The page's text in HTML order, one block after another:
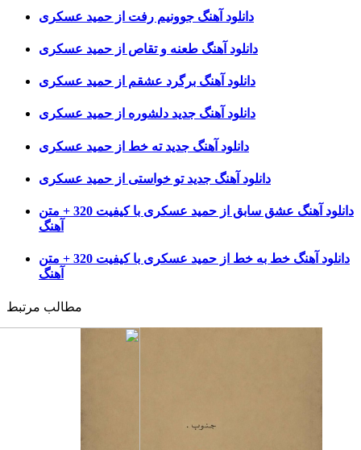
دانلود آهنگ جوونیم رفت از حمید عسکری
دانلود آهنگ طعنه و تقاص از حمید عسکری
دانلود آهنگ برگرد عشقم از حمید عسکری
دانلود آهنگ جدید دلشوره از حمید عسکری
دانلود آهنگ جدید ته خط از حمید عسکری
دانلود آهنگ جدید تو خواستی از حمید عسکری
دانلود آهنگ عشق سابق از حمید عسکری با کیفیت 320 + متن
آهنگ
دانلود آهنگ خط به خط از حمید عسکری با کیفیت 320 + متن
آهنگ
مطالب مرتبط